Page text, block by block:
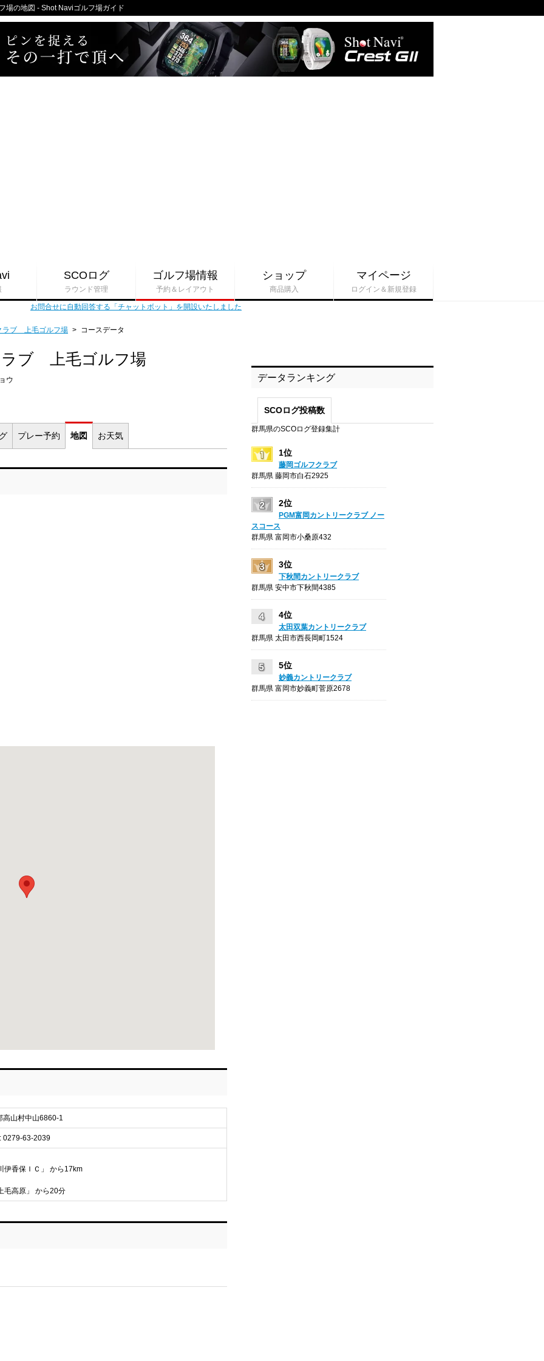
の地図 - Shot Naviゴルフ場ガイド
SCOログ
ラウンド管理
ゴルフ場情報
予約＆レイアウト
ショップ
商品購入
マイページ
ログイン＆新規登録
お問合せに自動回答する「チャットボット」を開設いたしました
ラブ 上毛ゴルフ場 > コースデータ
ラブ 上毛ゴルフ場
ウ
プレー予約 地図 お天気
山村中山6860-1
0279-63-2039
伊香保ＩＣ」 から17km
毛高原」 から20分
データランキング
SCOログ投稿数
群馬県のSCOログ登録集計
1位
藤岡ゴルフクラブ
群馬県 藤岡市白石2925
2位
PGM富岡カントリークラブ ノー
スコース
群馬県 富岡市小桑原432
3位
下秋間カントリークラブ
群馬県 安中市下秋間4385
4位
太田双葉カントリークラブ
群馬県 太田市西長岡町1524
5位
妙義カントリークラブ
群馬県 富岡市妙義町菅原2678